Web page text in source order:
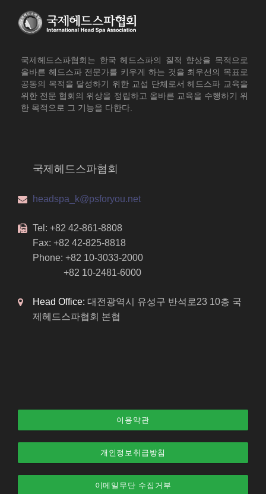
국제헤드스파협회는 한국 헤드스파의 질적 향상을 목적으로
올바른 헤드스파 전문가를 키우게 하는 것을 최우선의 목표로
공동의 목적을 달성하기 위한 교섭 단체로서 헤드스파 교육을
위한 전문 협회의 위상을 정립하고 올바른 교육을 수행하기 위
한 목적으로 그 기능을 다한다.
국제헤드스파협회
headspa_k@psforyou.net
Tel: +82 42-861-8808
Fax: +82 42-825-8818
Phone: +82 10-3033-2000
+82 10-2481-6000
Head Office: 대전광역시 유성구 반석로23 10층 국
제헤드스파협회 본협
이용약관
개인정보취급방침
이메일무단 수집거부